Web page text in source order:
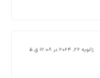
ژانویه ۲۶, ۲۰۲۴ در ۱۲:۰۸ ق.ظ